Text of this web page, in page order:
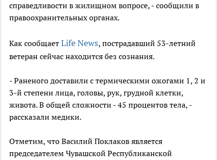
справедливости в жилищном вопросе, - сообщили в
правоохранительных органах.
Как сообщает Life News, пострадавший 53-летний
ветеран сейчас находится без сознания.
- Раненого доставили с термическими ожогами 1, 2 и
3-й степени лица, головы, рук, грудной клетки,
живота. В общей сложности - 45 процентов тела, -
рассказали медики.
Отметим, что Василий Поклаков является
председателем Чувашской Республиканской